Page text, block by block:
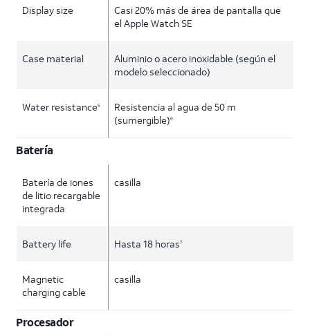
Display size
Casi 20% más de área de pantalla que
el Apple Watch SE
Case material
Aluminio o acero inoxidable (según el
modelo seleccionado)
Water resistance5
Resistencia al agua de 50 m
(sumergible)6
Batería
Batería de iones
de litio recargable
integrada
casilla
Battery life Hasta 18 horas7
Magnetic
charging cable
casilla
Procesador